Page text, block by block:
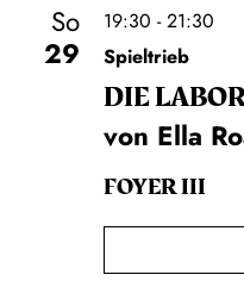
So
29
19:30 - 21:30
Spieltrieb
DIE
von Ella
FOYER III